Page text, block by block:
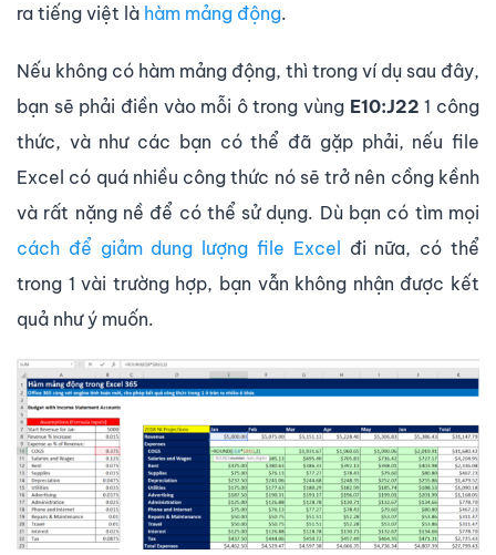
ra tiếng việt là hàm mảng động.
Nếu không có hàm mảng động, thì trong ví dụ sau đây,
bạn sẽ phải điền vào mỗi ô trong vùng E10:J22 1 công
thức, và như các bạn có thể đã gặp phải, nếu file
Excel có quá nhiều công thức nó sẽ trở nên cồng kềnh
và rất nặng nề để có thể sử dụng. Dù bạn có tìm mọi
cách để giảm dung lượng file Excel đi nữa, có thể
trong 1 vài trường hợp, bạn vẫn không nhận được kết
quả như ý muốn.